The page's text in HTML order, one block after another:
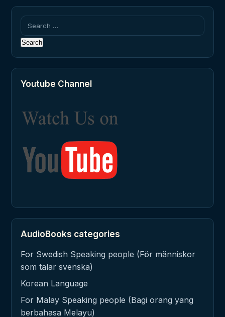
Search
for:
Youtube Channel
AudioBooks categories
For Swedish Speaking people (För människor
som talar svenska)
Korean Language
For Malay Speaking people (Bagi orang yang
berbahasa Melayu)